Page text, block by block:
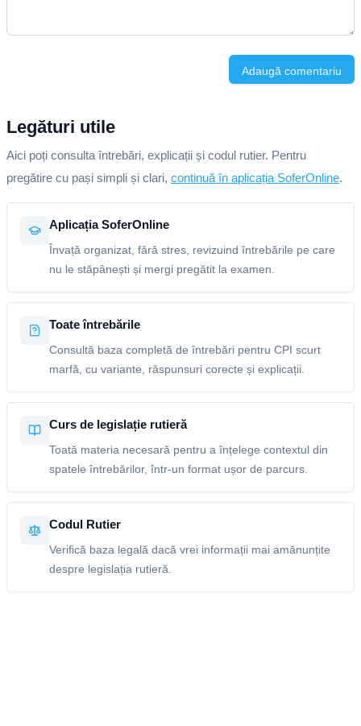
Adaugă comentariu
Legături utile
Aici poți consulta întrebări, explicații și codul rutier. Pentru
pregătire cu pași simpli și clari, continuă în aplicația SoferOnline.
Aplicația SoferOnline
Învață organizat, fără stres, revizuind întrebările pe care
nu le stăpânești și mergi pregătit la examen.
Toate întrebările
Consultă baza completă de întrebări pentru CPI scurt
marfă, cu variante, răspunsuri corecte și explicații.
Curs de legislație rutieră
Toată materia necesară pentru a înțelege contextul din
spatele întrebărilor, într-un format ușor de parcurs.
Codul Rutier
Verifică baza legală dacă vrei informații mai amănunțite
despre legislația rutieră.